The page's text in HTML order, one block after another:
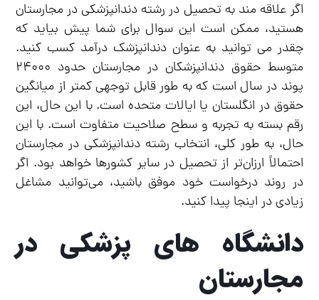
اگر علاقه مند به تحصیل در رشته دندانپزشکی در مجارستان
هستید، ممکن است این سوال برای شما پیش بیاید که
چقدر می توانید به عنوان دندانپزشک درآمد کسب کنید.
متوسط حقوق دندانپزشکان در مجارستان حدود ۲۴۰۰۰
پوند در سال است که به طور قابل توجهی کمتر از میانگین
حقوق در انگلستان یا ایالات متحده است. با این حال، این
رقم بسته به تجربه و سطح صلاحیت متفاوت است. با این
حال، به طور کلی، انتخاب رشته دندانپزشکی در مجارستان
احتمالاً ارزان‌تر از تحصیل در سایر کشورها خواهد بود. اگر
در روند درخواست خود موفق باشید، می‌توانید مشاغل
زیادی در اینجا پیدا کنید.
دانشگاه های پزشکی در
مجارستان